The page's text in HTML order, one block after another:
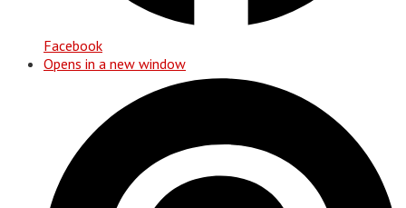
Facebook
Opens in a new window